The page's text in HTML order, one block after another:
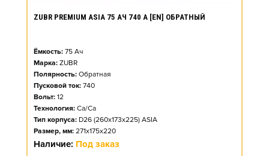
ZUBR PREMIUM ASIA 75 АЧ 740 А [EN] ОБРАТНЫЙ
Ёмкость: 75 Ач
Марка: ZUBR
Полярность: Обратная
Пусковой ток: 740
Вольт: 12
Технология: Ca/Ca
Тип корпуса: D26 (260x173x225) ASIA
Размер, мм: 271x175x220
Наличие: Под заказ